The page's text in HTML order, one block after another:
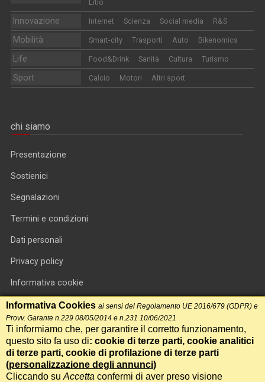
Litio
Innovazione Internet Scienza Social media R&S
Mobilità Smart-city Trasporti Auto Bikenomics
Life Food&Drink Sanità Cultura Turismo
Sport Calcio Motori Altri sport
chi siamo
Presentazione
Sostienici
Segnalazioni
Termini e condizioni
Dati personali
Privacy policy
Informativa cookie
RSS feed
RSS Top News
Contatti
Informativa Cookies ai sensi del Regolamento UE 2016/679 (GDPR) e
Provv. Garante n.229 08/05/2014 e n.231 10/06/2021
Ti informiamo che, per garantire il corretto funzionamento,
questo sito fa uso di: cookie di terze parti, cookie analitici
di terze parti, cookie di profilazione di terze parti
(personalizzazione degli annunci)
Cliccando su Accetta confermi di aver preso visione